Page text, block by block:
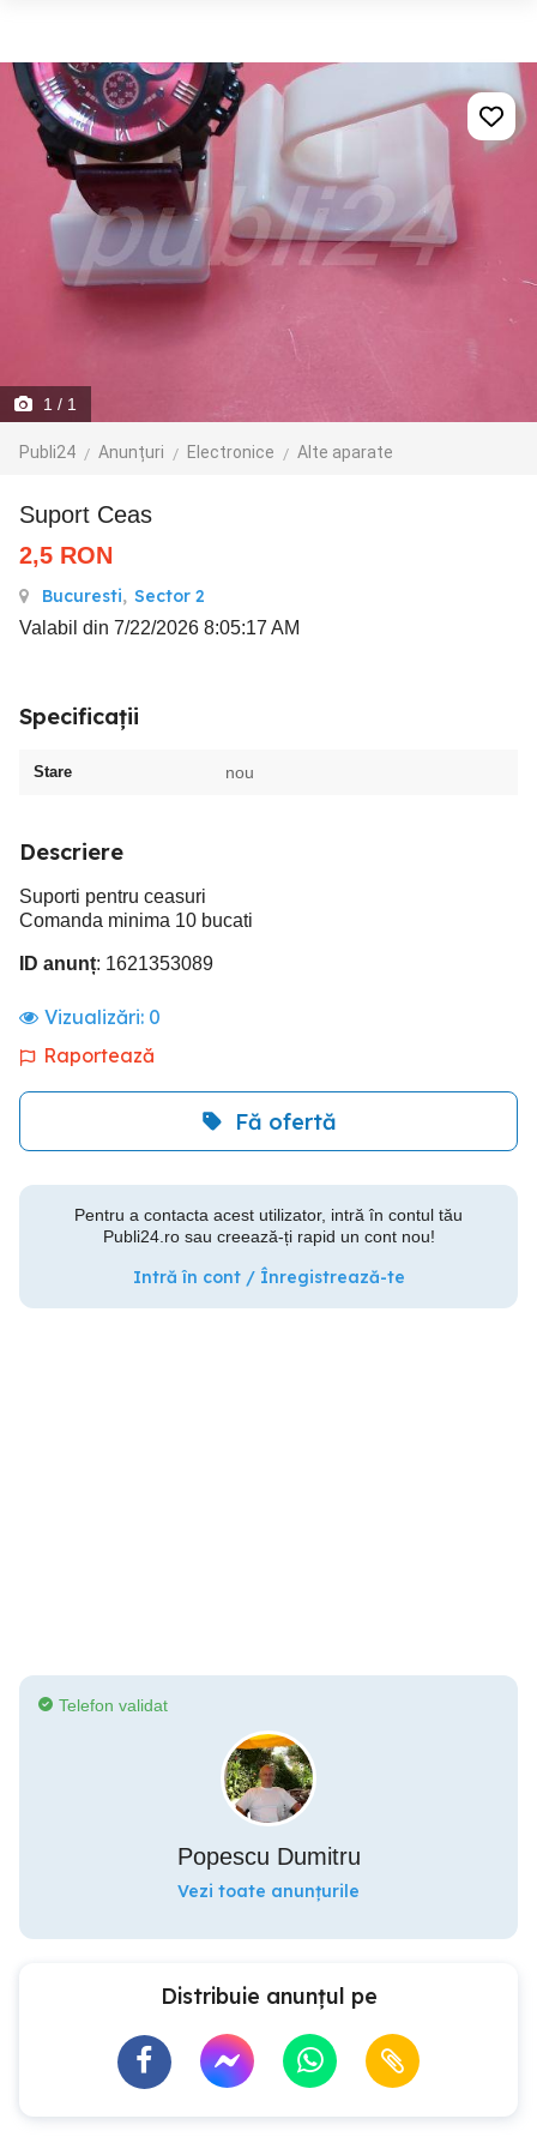
1 / 1
Publi24 Anunțuri Electronice Alte aparate
Suport Ceas
2,5 RON
Bucuresti, Sector 2
Valabil din 7/22/2026 8:05:17 AM
Specificații
Stare nou
Descriere
Suporti pentru ceasuri
Comanda minima 10 bucati
ID anunț: 1621353089
Vizualizări: 0
Raportează
Fă ofertă
Pentru a contacta acest utilizator, intră în contul tău
Publi24.ro sau creează-ți rapid un cont nou!
Intră în cont / Înregistrează-te
Telefon validat
Popescu Dumitru
Vezi toate anunțurile
Distribuie anunțul pe